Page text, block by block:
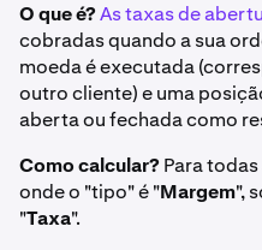
O que é?As taxas de
cobradas quando a sua
moeda é executada
outro cliente) e uma
aberta ou fechada como
Como calcular? Para
onde o "tipo" é "Margem",
"Taxa".